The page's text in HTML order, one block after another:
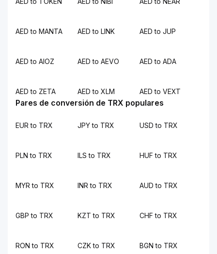
AED to MANTA AED to LINK AED to JUP
AED to AIOZ AED to AEVO AED to ADA
AED to ZETA AED to XLM AED to VEXT
Pares de conversión de TRX populares
EUR to TRX JPY to TRX USD to TRX
PLN to TRX ILS to TRX HUF to TRX
MYR to TRX INR to TRX AUD to TRX
GBP to TRX KZT to TRX CHF to TRX
RON to TRX CZK to TRX BGN to TRX